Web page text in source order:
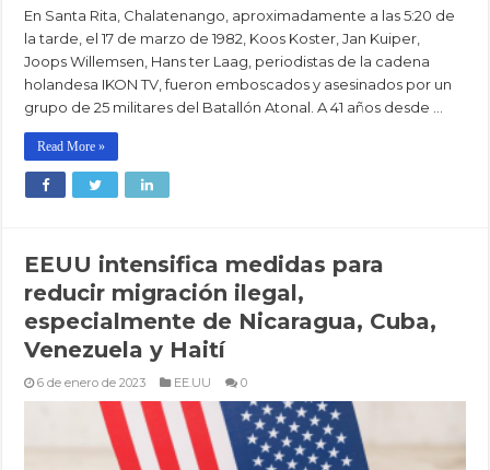
En Santa Rita, Chalatenango, aproximadamente a las 5:20 de
la tarde, el 17 de marzo de 1982, Koos Koster, Jan Kuiper,
Joops Willemsen, Hans ter Laag, periodistas de la cadena
holandesa IKON TV, fueron emboscados y asesinados por un
grupo de 25 militares del Batallón Atonal. A 41 años desde …
Read More »
EEUU intensifica medidas para
reducir migración ilegal,
especialmente de Nicaragua, Cuba,
Venezuela y Haití
6 de enero de 2023 EE.UU 0